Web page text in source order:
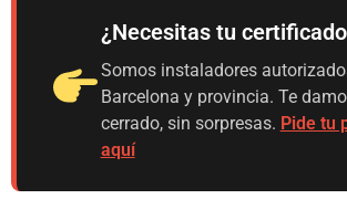
¿Necesitas tu
Somos instaladores
Barcelona y provincia. Te
cerrado, sin sorpresas. Pide tu
aquí